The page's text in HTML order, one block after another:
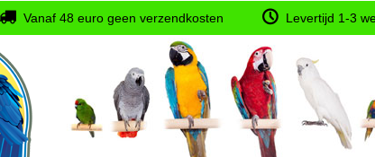
Vanaf 48 euro geen verzendkosten Levertijd 1-3